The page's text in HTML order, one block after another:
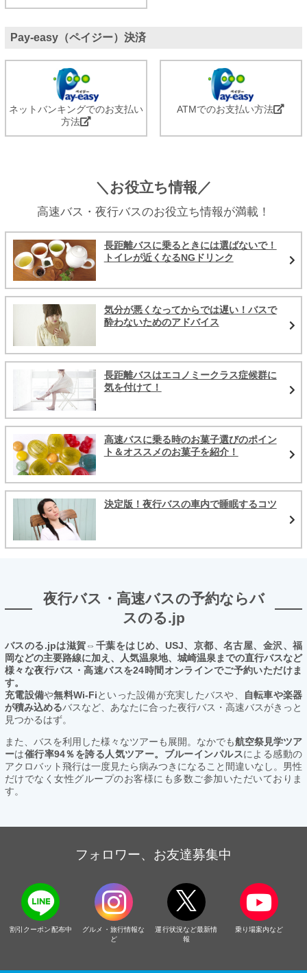
Pay-easy（ペイジー）決済
ネットバンキングでのお支払い
方法
ATMでのお支払い方法
＼お役立ち情報／
高速バス・夜行バスのお役立ち情報が満載！
長距離バスに乗るときには選ばないで！
トイレが近くなるNGドリンク
気分が悪くなってからでは遅い！バスで
酔わないためのアドバイス
長距離バスはエコノミークラス症候群に
気を付けて！
高速バスに乗る時のお菓子選びのポイン
ト＆オススメのお菓子を紹介！
決定版！夜行バスの車内で睡眠するコツ
夜行バス・高速バスの予約ならバ
スのる.jp
バスのる.jpは滋賀⇔千葉をはじめ、USJ、京都、名古屋、金沢、福
岡などの主要路線に加え、人気温泉地、城崎温泉までの直行バスなど
様々な夜行バス・高速バスを24時間オンラインでご予約いただけま
す。
充電設備や無料Wi-Fiといった設備が充実したバスや、
自転車や楽器
が積み込めるバスなど、あなたに合った夜行バス・高速バスがきっと
見つかるはず。
また、バスを利用した様々なツアーも展開。なかでも航空祭見学ツア
ーは催行率94％を誇る人気ツアー。ブルーインパルスによる感動の
アクロバット飛行は一度見たら病みつきになること間違いなし。男性
だけでなく女性グループのお客様にも多数ご参加いただいておりま
す。
フォロワー、お友達募集中
割引クーポン配布中
グルメ・旅行情報な
ど
運行状況など最新情
報
乗り場案内など